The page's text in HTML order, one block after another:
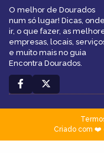
O melhor de Dourados
num só lugar! Dicas, onde
ir, o que fazer, as
empresas, locais,
e muito mais no guia
Encontra Dourados.
Criado com ❤️